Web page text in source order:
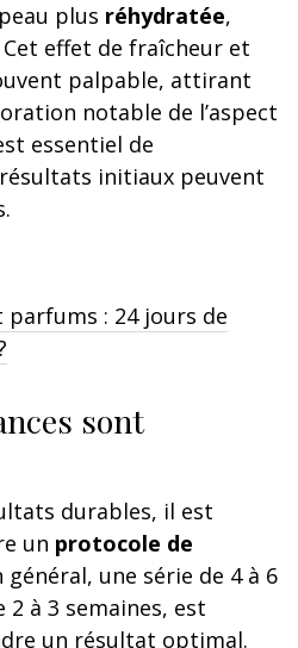
plus réhydratée,
effet de fraîcheur et
palpable, attirant
notable de l’aspect
essentiel de
initiaux peuvent
parfums : 24 jours de
sont
durables, il est
un protocole de
général, une série de 4 à 6
2 à 3 semaines, est
un résultat optimal.